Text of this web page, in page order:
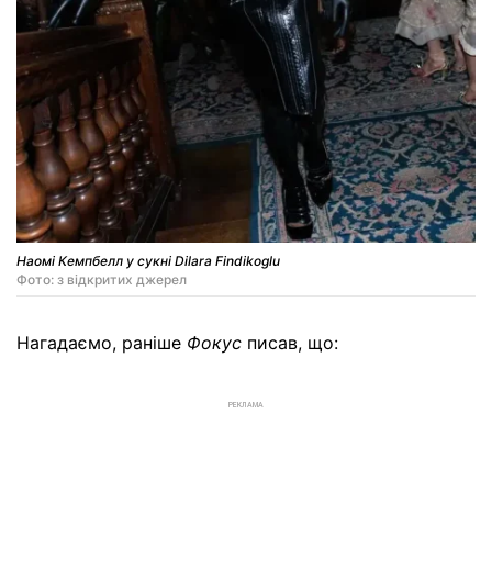
Наомі Кемпбелл у сукні Dilara Findikoglu
Фото: з відкритих джерел
Нагадаємо, раніше Фокус писав, що:
РЕКЛАМА